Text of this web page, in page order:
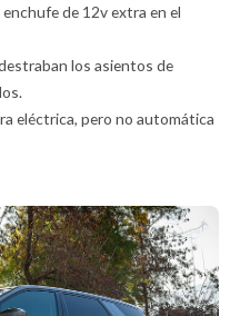
de 12v extra en el
los asientos de
eléctrica, pero no automática